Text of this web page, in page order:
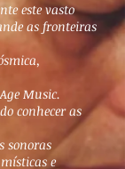
este vasto
as fronteiras
Music.
conhecer as
sonoras
e